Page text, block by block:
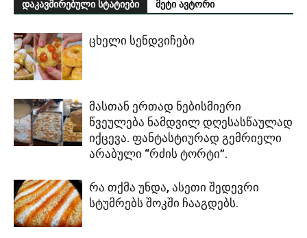
დაკავშირებული სტატიები მეტი ავტორი
ცხელი სენდვიჩები
მასთან ერთად ნებისმიერი
წვეულება ნამდვილ დღესასწაულად
იქცევა. ფანტასტიურად გემრიელი
არაბული “რძის ტორტი”.
რა თქმა უნდა, ასეთი შედევრი
სტუმრებს შოკში ჩააგდებს.